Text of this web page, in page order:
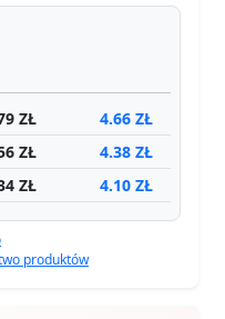
ZŁ 4.66 ZŁ
ZŁ 4.38 ZŁ
ZŁ 4.10 ZŁ
produktów